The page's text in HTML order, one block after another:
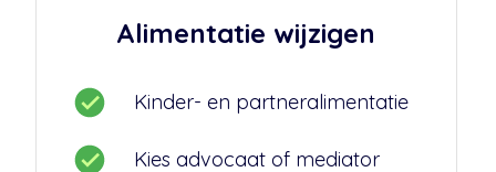
Alimentatie wijzigen
Kinder- en partneralimentatie
Kies advocaat of mediator